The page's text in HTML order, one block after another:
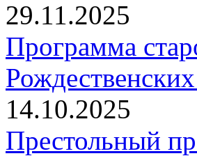
29.11.2025
Программа
14.10.2025
Престольный